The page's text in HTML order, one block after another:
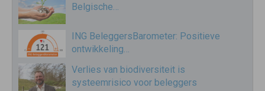
Belgische…
ING BeleggersBarometer: Positieve
ontwikkeling…
Verlies van biodiversiteit is
systeemrisico voor beleggers